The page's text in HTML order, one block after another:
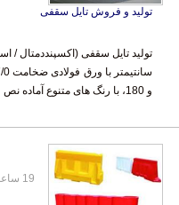
تولید و فروش تایل سقفی
و 180، با رنگ های متنوع آماده نص
19 ساعت پیش